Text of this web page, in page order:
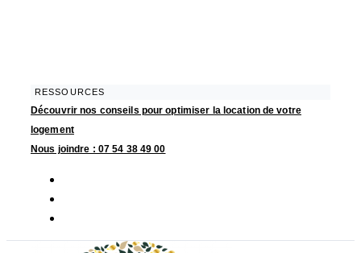
content
RESSOURCES
Découvrir nos conseils pour optimiser la location de votre
logement
Nous joindre : 07 54 38 49 00